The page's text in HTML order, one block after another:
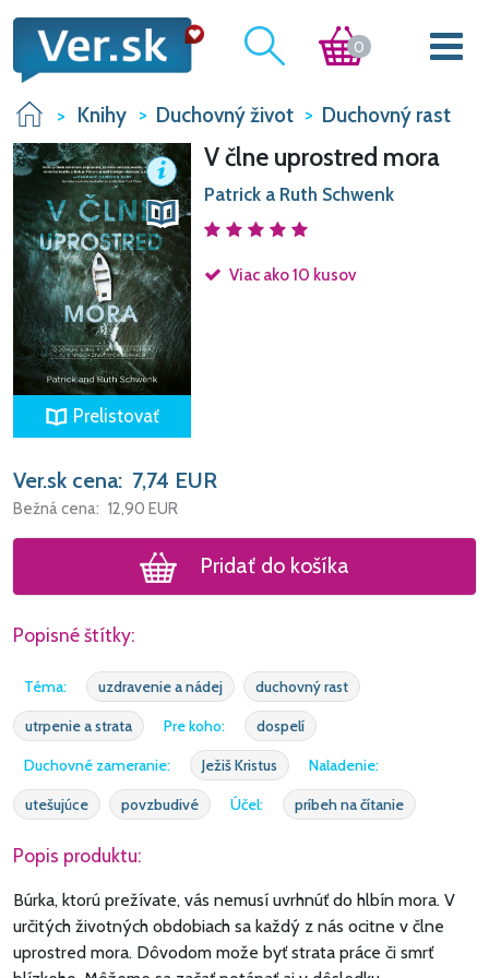
0
Knihy Duchovný život Duchovný rast
Prelistovať
V člne uprostred mora
Patrick a Ruth Schwenk
Viac ako 10 kusov
Ver.sk cena: 7,74 EUR
Bežná cena: 12,90 EUR
Pridať do košíka
Popisné štítky:
Téma: uzdravenie a nádej
duchovný rast
utrpenie a strata
Pre koho:
dospelí
Duchovné zameranie:
Ježiš Kristus
Naladenie:
utešujúce
povzbudivé Účel: príbeh na čítanie
Popis produktu:
Búrka, ktorú prežívate, vás nemusí uvrhnúť do hlbín mora. V
určitých životných obdobiach sa každý z nás ocitne v člne
uprostred mora. Dôvodom može byť strata práce či smrť